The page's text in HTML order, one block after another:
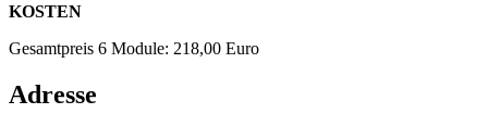
KOSTEN
Gesamtpreis 6 Module: 218,00 Euro
Adresse